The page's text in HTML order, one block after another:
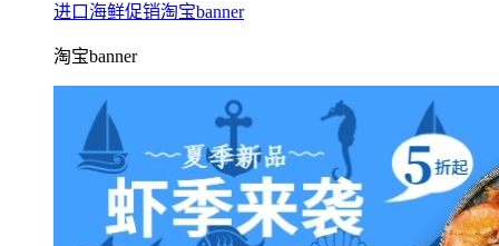
进口海鲜促销淘宝banner
淘宝banner